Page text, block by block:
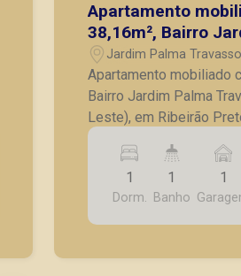
Apartamento
38,16m², Bairro
Travassos, (Zona
Ribeirão Preto/SP.
Jardim Palma
Preto/SP
Apartamento mobiliado
Bairro Jardim Palma
Leste), em Ribeirão Preto/SP. -
completo em armário; -
- Sala para 2 ambientes;
armário; - Lavanderia; -
de garagem. A Piramid tem como
objetivo atender seus
1
Dorm.
1
Banho
1